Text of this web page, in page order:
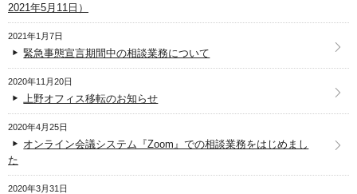
2021年5月11日）
2021年1月7日
緊急事態宣言期間中の相談業務について
2020年11月20日
上野オフィス移転のお知らせ
2020年4月25日
オンライン会議システム『Zoom』での相談業務をはじめまし
た
2020年3月31日